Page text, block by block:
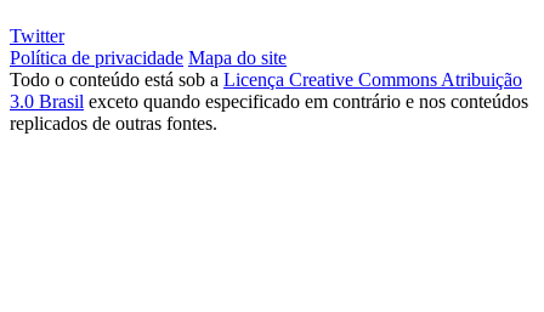
Twitter
Política de privacidade Mapa do site
Todo o conteúdo está sob a Licença Creative Commons Atribuição
3.0 Brasil exceto quando especificado em contrário e nos conteúdos
replicados de outras fontes.